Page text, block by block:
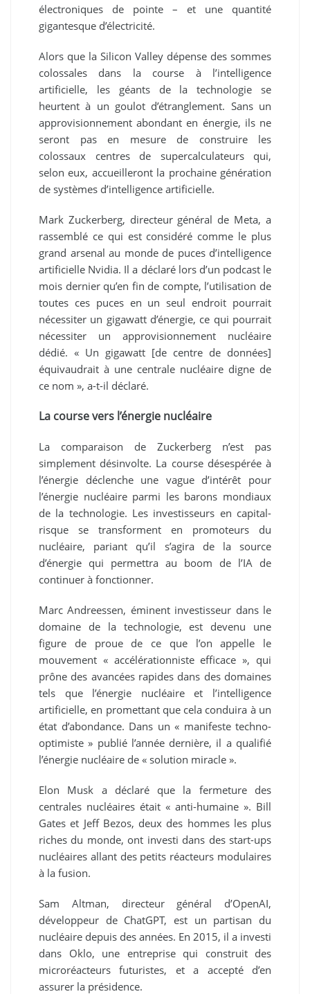
électroniques de pointe – et une quantité
gigantesque d’électricité.
Alors que la Silicon Valley dépense des sommes
colossales dans la course à l’intelligence
artificielle, les géants de la technologie se
heurtent à un goulot d’étranglement. Sans un
approvisionnement abondant en énergie, ils ne
seront pas en mesure de construire les
colossaux centres de supercalculateurs qui,
selon eux, accueilleront la prochaine génération
de systèmes d’intelligence artificielle.
Mark Zuckerberg, directeur général de Meta, a
rassemblé ce qui est considéré comme le plus
grand arsenal au monde de puces d’intelligence
artificielle Nvidia. Il a déclaré lors d’un podcast le
mois dernier qu’en fin de compte, l’utilisation de
toutes ces puces en un seul endroit pourrait
nécessiter un gigawatt d’énergie, ce qui pourrait
nécessiter un approvisionnement nucléaire
dédié. « Un gigawatt [de centre de données]
équivaudrait à une centrale nucléaire digne de
ce nom », a-t-il déclaré.
La course vers l’énergie nucléaire
La comparaison de Zuckerberg n’est pas
simplement désinvolte. La course désespérée à
l’énergie déclenche une vague d’intérêt pour
l’énergie nucléaire parmi les barons mondiaux
de la technologie. Les investisseurs en capital-
risque se transforment en promoteurs du
nucléaire, pariant qu’il s’agira de la source
d’énergie qui permettra au boom de l’IA de
continuer à fonctionner.
Marc Andreessen, éminent investisseur dans le
domaine de la technologie, est devenu une
figure de proue de ce que l’on appelle le
mouvement « accélérationniste efficace », qui
prône des avancées rapides dans des domaines
tels que l’énergie nucléaire et l’intelligence
artificielle, en promettant que cela conduira à un
état d’abondance. Dans un « manifeste techno-
optimiste » publié l’année dernière, il a qualifié
l’énergie nucléaire de « solution miracle ».
Elon Musk a déclaré que la fermeture des
centrales nucléaires était « anti-humaine ». Bill
Gates et Jeff Bezos, deux des hommes les plus
riches du monde, ont investi dans des start-ups
nucléaires allant des petits réacteurs modulaires
à la fusion.
Sam Altman, directeur général d’OpenAI,
développeur de ChatGPT, est un partisan du
nucléaire depuis des années. En 2015, il a investi
dans Oklo, une entreprise qui construit des
microréacteurs futuristes, et a accepté d’en
assurer la présidence.